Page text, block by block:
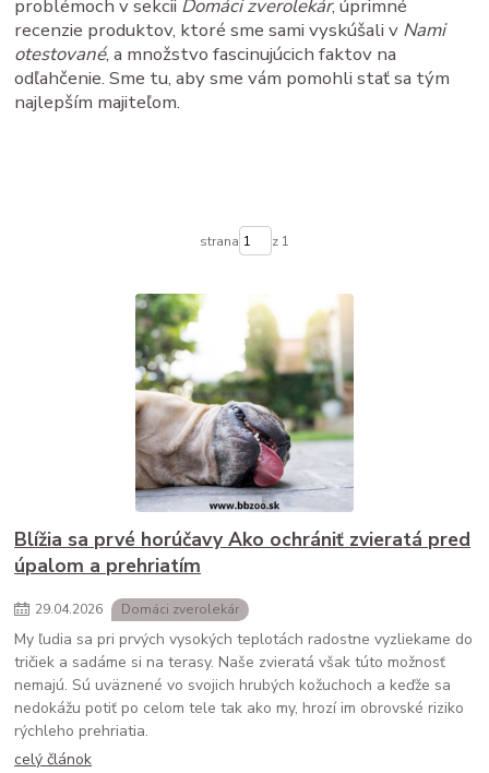
problémoch v sekcii Domáci zverolekár, úprimné
recenzie produktov, ktoré sme sami vyskúšali v Nami
otestované, a množstvo fascinujúcich faktov na
odľahčenie. Sme tu, aby sme vám pomohli stať sa tým
najlepším majiteľom.
strana z 1
Blížia sa prvé horúčavy Ako ochrániť zvieratá pred
úpalom a prehriatím
29.04.2026 Domáci zverolekár
My ľudia sa pri prvých vysokých teplotách radostne vyzliekame do
tričiek a sadáme si na terasy. Naše zvieratá však túto možnosť
nemajú. Sú uväznené vo svojich hrubých kožuchoch a keďže sa
nedokážu potiť po celom tele tak ako my, hrozí im obrovské riziko
rýchleho prehriatia.
celý článok